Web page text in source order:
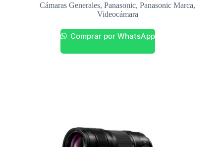
Cámaras Generales,Panasonic,Panasonic Marca,
Videocámara
Comprar por WhatsApp